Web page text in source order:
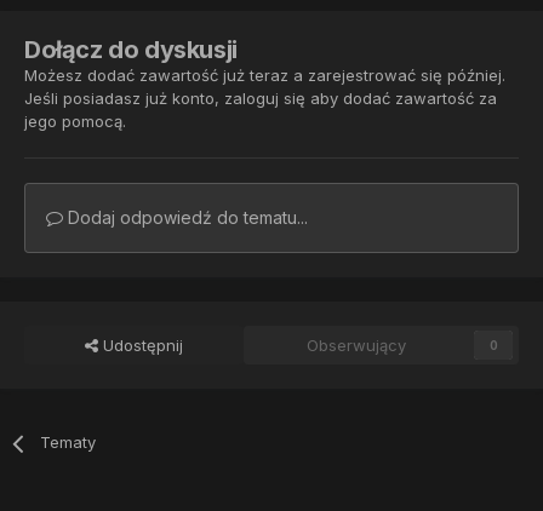
Dołącz do dyskusji
Możesz dodać zawartość już teraz a zarejestrować się później.
Jeśli posiadasz już konto, zaloguj się aby dodać zawartość za
jego pomocą.
Dodaj odpowiedź do tematu...
Udostępnij Obserwujący 0
Tematy